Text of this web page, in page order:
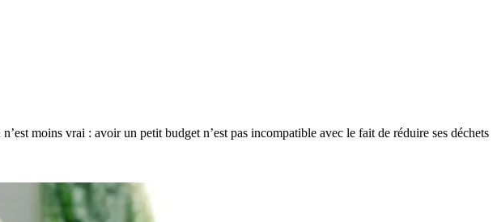
moins vrai : avoir un petit budget n’est pas incompatible avec le fait de réduire ses déchets